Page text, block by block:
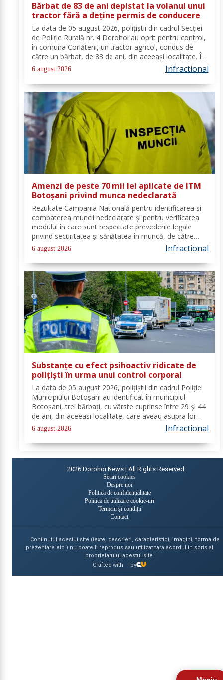
Bărbat de 83 de ani depistat la volanul unui
tractor fără a deține permis de conducere
La data de 05 august 2026, polițiștii din cadrul Secției
de Poliție Rurală nr. 4 Dorohoi au oprit pentru control,
în comuna Corlăteni, un tractor agricol, condus de
către un bărbat, de 83 de ani, din aceeași localitate. În
urma verificărilor efectuate de către polițiști, s-a
constatat faptul că...
6 august 2026 Infractional
Amenzi de peste 70 mii lei aplicate de ITM
Botoșani privind munca nedeclarată
Rezultate Campania Natională pentru identificarea și
combaterea muncii nedeclarate și pentru verificarea
modului în care sunt respectate prevederile legale
privind securitatea și sănătatea în muncă, de către
angajatorii care desfășoară activități în domeniul
Industria alimentară - cod CAEN 10....
6 august 2026 Infractional
Substanțe cu efect psihoactiv ridicate de
polițiști în urma unui control corporal
La data de 05 august 2026, polițiștii din cadrul Poliției
Municipiului Botoșani au identificat în municipiul
Botoșani, trei bărbați, cu vârste cuprinse între 29 și 44
de ani, din aceeași localitate, care aveau asupra lor
substanțe psihoactive. În urma efectuării controlului
corporal asupra unuia...
6 august 2026 Infractional
2026 Dorohoi News | All Rights Reserved
Setari cookies
Despre noi
Politica de confidențialitate
Politica de utilizare cookie-uri
Termeni și condiții
Contact
Continutul acestui site (texte, descrieri, caracteristici, imagini, forma de
prezentare etc.) nu poate fi reprodus sau utilizat fara acordul in scris al
proprietarului acestui site.
Crafted with
by